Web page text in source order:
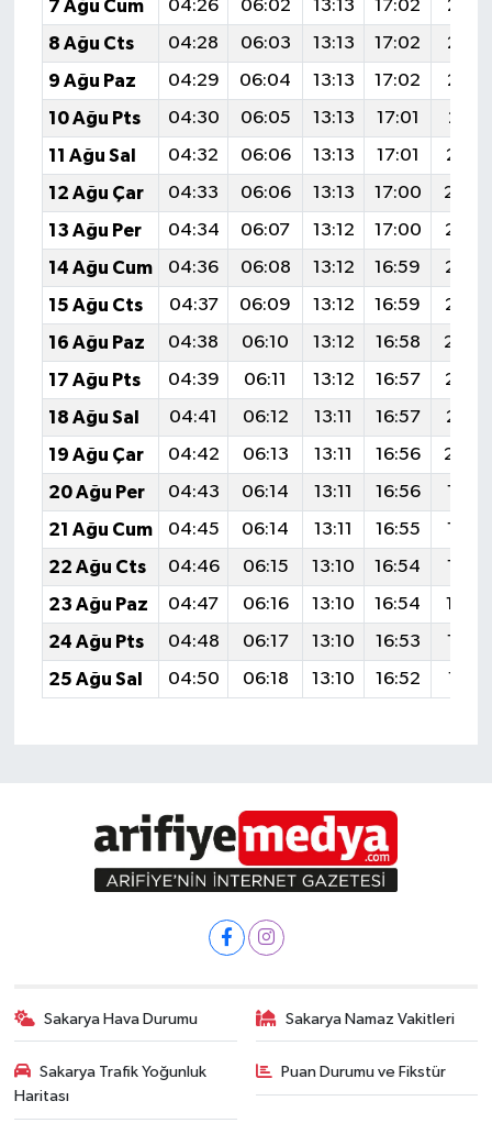
7 Ağu Cum
04:26 06:02 13:13 17:02
20:15
8 Ağu Cts
04:28 06:03 13:13 17:02
20:13
9 Ağu Paz
04:29 06:04 13:13 17:02
20:12
10 Ağu Pts
04:30 06:05 13:13 17:01
20:11
11 Ağu Sal
04:32 06:06 13:13 17:01
12 Ağu Çar
04:33 06:06 13:13 17:00
13 Ağu Per
04:34 06:07 13:12 17:00
14 Ağu Cum
04:36 06:08 13:12 16:59
15 Ağu Cts
04:37 06:09 13:12 16:59
16 Ağu Paz
04:38 06:10 13:12 16:58
17 Ağu Pts
04:39 06:11 13:12 16:57
18 Ağu Sal
04:41 06:12 13:11 16:57
19 Ağu Çar
04:42 06:13 13:11 16:56
20 Ağu Per
04:43 06:14 13:11 16:56
19:58
21 Ağu Cum
04:45 06:14 13:11 16:55
19:57
22 Ağu Cts
04:46 06:15 13:10 16:54
19:56
23 Ağu Paz
04:47 06:16 13:10 16:54
24 Ağu Pts
04:48 06:17 13:10 16:53
19:53
25 Ağu Sal
04:50 06:18 13:10 16:52 19:51
Sakarya Hava Durumu Sakarya Namaz Vakitleri
Sakarya Trafik Yoğunluk
Haritası
Puan Durumu ve Fikstür